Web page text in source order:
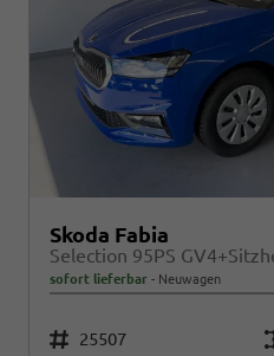
Skoda Fabia
sofort lieferbar Neuwagen
Fahrzeugnr. 25507